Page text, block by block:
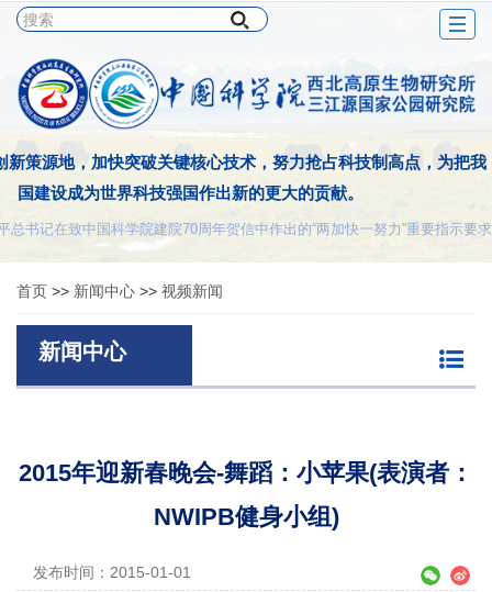
新策源地，加快突破关键核心技术，努力抢占科技制高点，为把我
国建设成为世界科技强国作出新的更大的贡献。
书记在致中国科学院建院70周年贺信中作出的“两加快一努力”重要指示要求
首页 >> 新闻中心 >> 视频新闻
新闻中心
2015年迎新春晚会-舞蹈：小苹果(表演者：
NWIPB健身小组)
发布时间：2015-01-01